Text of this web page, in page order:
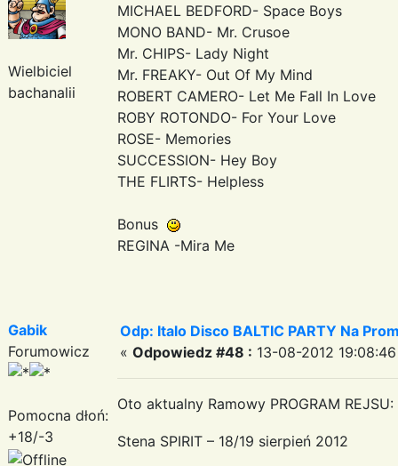
Wielbiciel
bachanalii
MICHAEL BEDFORD- Space Boys
MONO BAND- Mr. Crusoe
Mr. CHIPS- Lady Night
Mr. FREAKY- Out Of My Mind
ROBERT CAMERO- Let Me Fall In Love
ROBY ROTONDO- For Your Love
ROSE- Memories
SUCCESSION- Hey Boy
THE FLIRTS- Helpless
Bonus
REGINA -Mira Me
Gabik
Forumowicz
Pomocna dłoń:
+18/-3
Odp: Italo Disco BALTIC PARTY Na
« Odpowiedz #48 : 13-08-2012
Oto aktualny Ramowy PROGRAM REJSU:
Stena SPIRIT – 18/19 sierpień 2012